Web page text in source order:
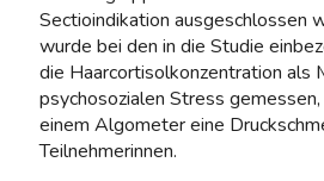
Sectioindikation ausgeschlossen
wurde bei den in die Studie
die Haarcortisolkonzentration als
psychosozialen Stress
einem Algometer eine
Teilnehmerinnen.